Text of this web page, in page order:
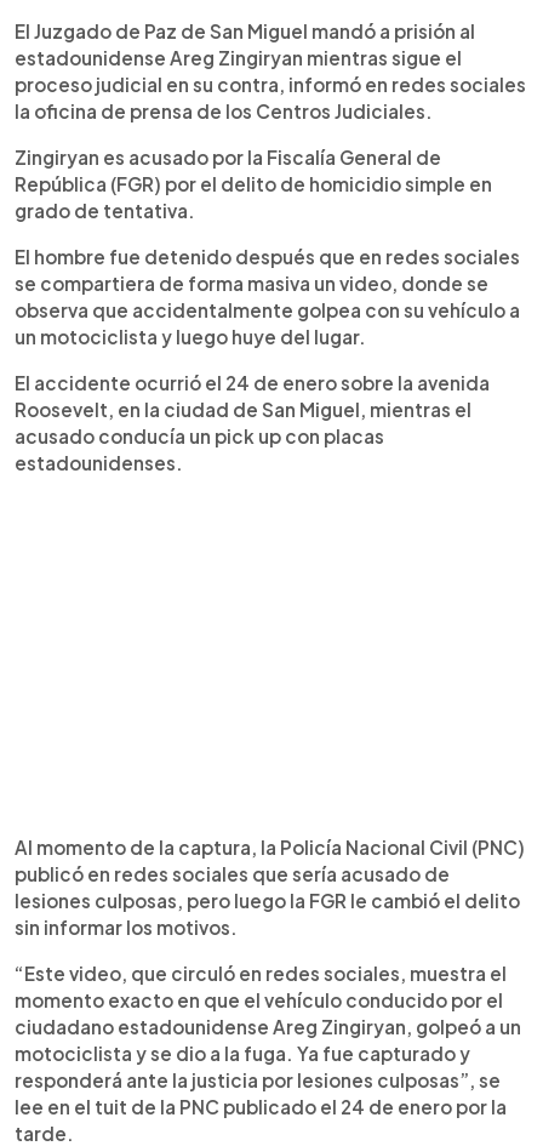
Escuchar artículo
El Juzgado de Paz de San Miguel mandó a prisión al
estadounidense Areg Zingiryan mientras sigue el
proceso judicial en su contra, informó en redes sociales
la oficina de prensa de los Centros Judiciales.
Zingiryan es acusado por la Fiscalía General de
República (FGR) por el delito de homicidio simple en
grado de tentativa.
El hombre fue detenido después que en redes sociales
se compartiera de forma masiva un video, donde se
observa que accidentalmente golpea con su vehículo a
un motociclista y luego huye del lugar.
El accidente ocurrió el 24 de enero sobre la avenida
Roosevelt, en la ciudad de San Miguel, mientras el
acusado conducía un pick up con placas
estadounidenses.
Al momento de la captura, la Policía Nacional Civil (PNC)
publicó en redes sociales que sería acusado de
lesiones culposas, pero luego la FGR le cambió el delito
sin informar los motivos.
“Este video, que circuló en redes sociales, muestra el
momento exacto en que el vehículo conducido por el
ciudadano estadounidense Areg Zingiryan, golpeó a un
motociclista y se dio a la fuga. Ya fue capturado y
responderá ante la justicia por lesiones culposas”, se
lee en el tuit de la PNC publicado el 24 de enero por la
tarde.